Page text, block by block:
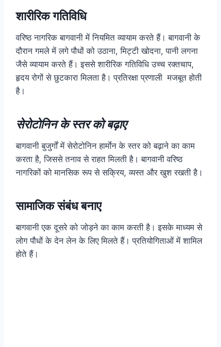
शारीरिक गतिविधि
वरिष्ठ नागरिक बागवानी में नियमित व्यायाम करते हैं। बागवानी के
दौरान गमले में लगे पौधों को उठाना, मिट्टी खोदना, पानी लगना
जैसे व्यायाम करते हैं। इससे शारीरिक गतिविधि उच्च रक्तचाप,
हृदय रोगों से छुटकारा मिलता है। प्रतिरक्षा प्रणाली मजबूत होती
है।
सेरोटोनिन के स्तर को बढ़ाए
बागवानी बुजुर्गाें में सेरोटोनिन हार्माेन के स्तर को बढ़ाने का काम
करता है, जिससे तनाव से राहत मिलती है। बागवानी वरिष्ठ
नागरिकों को मानसिक रूप से सक्रिय, व्यस्त और खुश रखती है।
सामाजिक संबंध बनाए
बागवानी एक दूसरे को जोड़ने का काम करती है। इसके माध्यम से
लोग पौधों के देन लेन के लिए मिलते हैं। प्रतियोगिताओं में शामिल
होते हैं।